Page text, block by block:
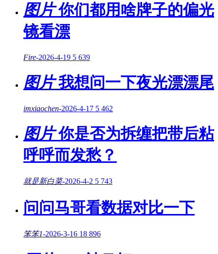
图片你们都用啥牌子的偏光
镜看漂
Fire-2026-4-19 5 639
图片我想问一下夜光漂漂尾
imxiaochen-2026-4-17 5 462
图片你是否为拆缠把带后粘
呼呼而发愁？
就是新白菜-2026-4-2 5 743
问问马哥看数据对比一下
笨笨1-2026-3-16 18 896